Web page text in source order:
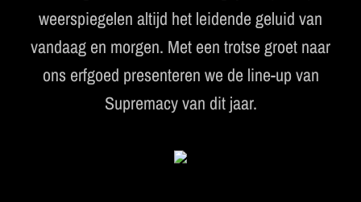
weerspiegelen altijd het leidende geluid van
vandaag en morgen. Met een trotse groet naar
ons erfgoed presenteren we de line-up van
Supremacy van dit jaar.